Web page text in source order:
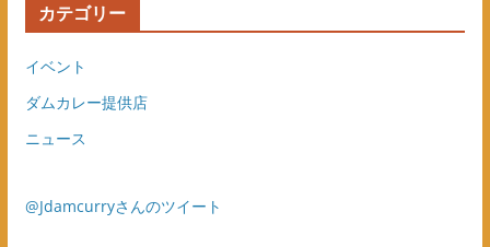
カテゴリー
イベント
ダムカレー提供店
ニュース
@Jdamcurryさんのツイート